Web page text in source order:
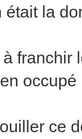
était la
franchir
ce